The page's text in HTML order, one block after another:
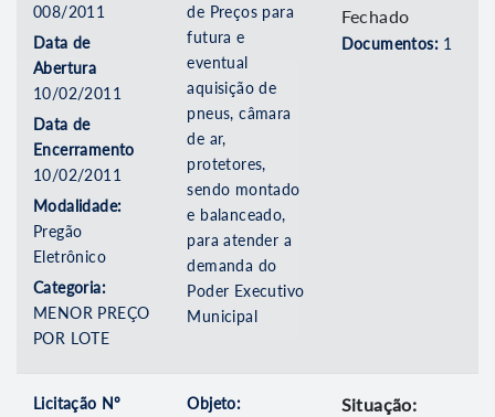
008/2011
Data de
Abertura
10/02/2011
Data de
Encerramento
10/02/2011
Modalidade:
Pregão
Eletrônico
Categoria:
MENOR PREÇO
POR LOTE
de Preços para
futura e
eventual
aquisição de
pneus, câmara
de ar,
protetores,
sendo montado
e balanceado,
para atender a
demanda do
Poder Executivo
Municipal
Fechado
Documentos: 1
Licitação Nº
Objeto:
Situação: